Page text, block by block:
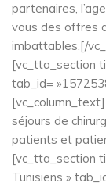
partenaires,
vous des offres
imbattables.[/
[vc_tta_section
tab_id=
séjours de
patients et
[vc_tta_section
Tunisiens »